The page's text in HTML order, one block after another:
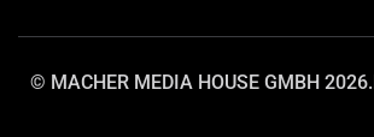
© MACHER MEDIA HOUSE GMBH 2026.